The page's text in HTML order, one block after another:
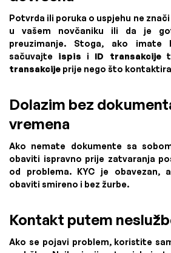
Potvrda ili poruka o uspjehu ne
u vašem novčaniku ili da je
preuzimanje. Stoga, ako imate
sačuvajte ispis i ID transakcije
transakcije prije nego što
Dolazim bez
vremena
Ako nemate dokumente sa
obaviti ispravno prije zatvaranja
od problema. KYC je obavezan,
obaviti smireno i bez žurbe.
Kontakt putem
Ako se pojavi problem, koristite